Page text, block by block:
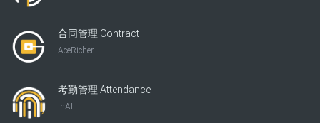
合同管理 Contract
AceRicher
考勤管理 Attendance
InALL